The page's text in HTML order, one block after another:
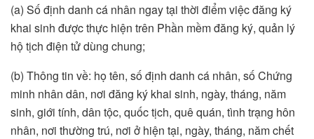
(a) Số định danh cá nhân ngay tại thời điểm việc đăng ký
khai sinh được thực hiện trên Phần mềm đăng ký, quản lý
hộ tịch điện tử dùng chung;
(b) Thông tin về: họ tên, số định danh cá nhân, số Chứng
minh nhân dân, nơi đăng ký khai sinh, ngày, tháng, năm
sinh, giới tính, dân tộc, quốc tịch, quê quán, tình trạng hôn
nhân, nơi thường trú, nơi ở hiện tại, ngày, tháng, năm chết